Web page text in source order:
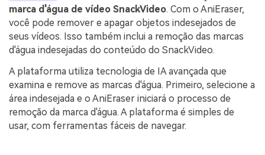
marca d'água de vídeo SnackVideo. Com o AniEraser,
você pode remover e apagar objetos indesejados de
seus vídeos. Isso também inclui a remoção das marcas
d'água indesejadas do conteúdo do SnackVideo.
A plataforma utiliza tecnologia de IA avançada que
examina e remove as marcas d'água. Primeiro, selecione a
área indesejada e o AniEraser iniciará o processo de
remoção da marca d'água. A plataforma é simples de
usar, com ferramentas fáceis de navegar.